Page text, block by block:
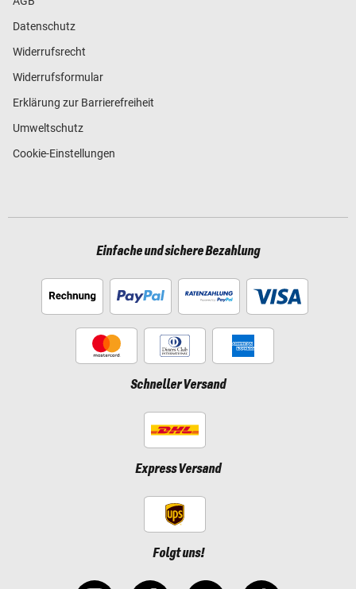
Datenschutz
Widerrufsrecht
Widerrufsformular
Erklärung zur Barrierefreiheit
Umweltschutz
Cookie-Einstellungen
Einfache und sichere Bezahlung
Schneller Versand
Express Versand
Folgt uns!